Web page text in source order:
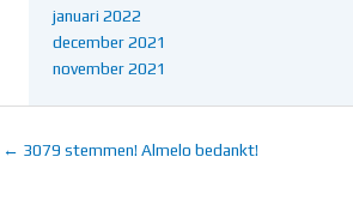
januari 2022
december 2021
november 2021
← 3079 stemmen! Almelo bedankt!